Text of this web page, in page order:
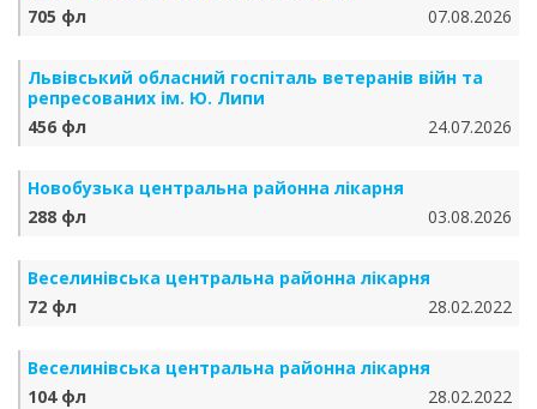
705 фл
07.08.2026
Львівський обласний госпіталь ветеранів війн та
репресованих ім. Ю. Липи
456 фл
24.07.2026
Новобузька центральна районна лікарня
288 фл
03.08.2026
Веселинівська центральна районна лікарня
72 фл
28.02.2022
Веселинівська центральна районна лікарня
104 фл
28.02.2022